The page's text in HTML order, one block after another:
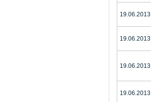
19.06.2013
19.06.2013
19.06.2013
19.06.2013